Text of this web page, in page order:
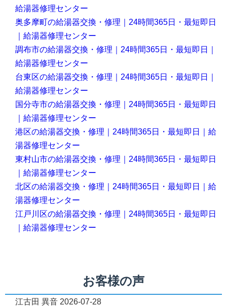
給湯器修理センター
奥多摩町の給湯器交換・修理｜24時間365日・最短即日
｜給湯器修理センター
調布市の給湯器交換・修理｜24時間365日・最短即日｜
給湯器修理センター
台東区の給湯器交換・修理｜24時間365日・最短即日｜
給湯器修理センター
国分寺市の給湯器交換・修理｜24時間365日・最短即日
｜給湯器修理センター
港区の給湯器交換・修理｜24時間365日・最短即日｜給
湯器修理センター
東村山市の給湯器交換・修理｜24時間365日・最短即日
｜給湯器修理センター
北区の給湯器交換・修理｜24時間365日・最短即日｜給
湯器修理センター
江戸川区の給湯器交換・修理｜24時間365日・最短即日
｜給湯器修理センター
お客様の声
江古田 異音 2026-07-28